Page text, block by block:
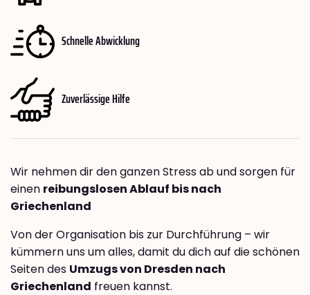
Schnelle Abwicklung
Zuverlässige Hilfe
Wir nehmen dir den ganzen Stress ab und sorgen für
einen reibungslosen Ablauf bis nach
Griechenland
Von der Organisation bis zur Durchführung – wir
kümmern uns um alles, damit du dich auf die schönen
Seiten des Umzugs von Dresden nach
Griechenland freuen kannst.